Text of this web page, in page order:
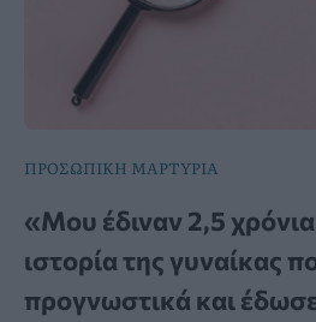
ΠΡΟΣΩΠΙΚΗ ΜΑΡΤΥΡΙΑ
«Μου έδιναν 2,5
ιστορία της γυναίκας
προγνωστικά και